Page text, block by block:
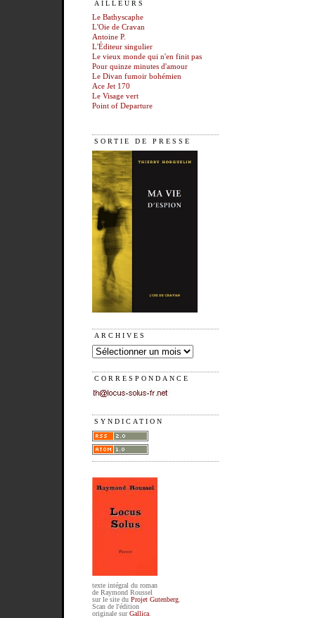
AILLEURS
Le Bathyscaphe
L'Oie de Cravan
Antoine P.
L'Éditeur singulier
Le vieux monde qui n'en finit pas
Pour quinze minutes d'amour
Le Divan fumoir bohémien
Ace Jet 170
Le Visage vert
Point of Departure
SORTIE DE PRESSE
ARCHIVES
CORRESPONDANCE
SYNDICATION
texte intégral du roman
de Raymond Roussel
sur le site du Projet Gutenberg.
Scan de l'édition
originale surGallica.